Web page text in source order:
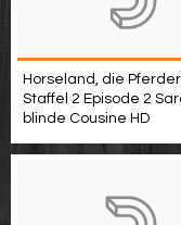
Horseland, die
Staffel 2 Episode 2
blinde Cousine HD